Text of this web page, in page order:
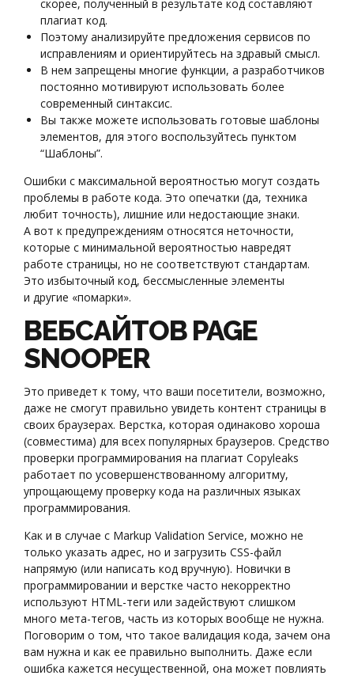
скорее, полученный в результате код составляют
плагиат код.
Поэтому анализируйте предложения сервисов по
исправлениям и ориентируйтесь на здравый смысл.
В нем запрещены многие функции, а разработчиков
постоянно мотивируют использовать более
современный синтаксис.
Вы также можете использовать готовые шаблоны
элементов, для этого воспользуйтесь пунктом
“Шаблоны”.
Ошибки с максимальной вероятностью могут создать
проблемы в работе кода. Это опечатки (да, техника
любит точность), лишние или недостающие знаки.
А вот к предупреждениям относятся неточности,
которые с минимальной вероятностью навредят
работе страницы, но не соответствуют стандартам.
Это избыточный код, бессмысленные элементы
и другие «помарки».
ВЕБСАЙТОВ PAGE
SNOOPER
Это приведет к тому, что ваши посетители, возможно,
даже не смогут правильно увидеть контент страницы в
своих браузерах. Верстка, которая одинаково хороша
(совместима) для всех популярных браузеров. Средство
проверки программирования на плагиат Copyleaks
работает по усовершенствованному алгоритму,
упрощающему проверку кода на различных языках
программирования.
Как и в случае с Markup Validation Service, можно не
только указать адрес, но и загрузить CSS-файл
напрямую (или написать код вручную). Новички в
программировании и верстке часто некорректно
используют HTML-теги или задействуют слишком
много мета-тегов, часть из которых вообще не нужна.
Поговорим о том, что такое валидация кода, зачем она
вам нужна и как ее правильно выполнить. Даже если
ошибка кажется несущественной, она может повлиять